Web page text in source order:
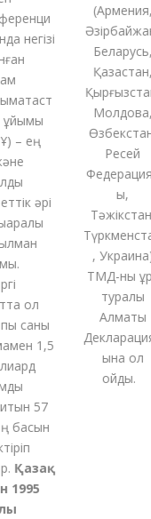
негізі
ең
әрі
ол
саны
1,5
57
Қазақ
Армения,
Әзірбайжан,
Беларусь,
Қазақстан,
Қырғызстан,
Молдова,
Өзбекстан,
Ресей
Федерацияс
ы,
Тәжікстан,
Түркменстан
Украина)
ТМД-нықұру
туралы
Алматы
Декларацияс
ына қол
қойды.